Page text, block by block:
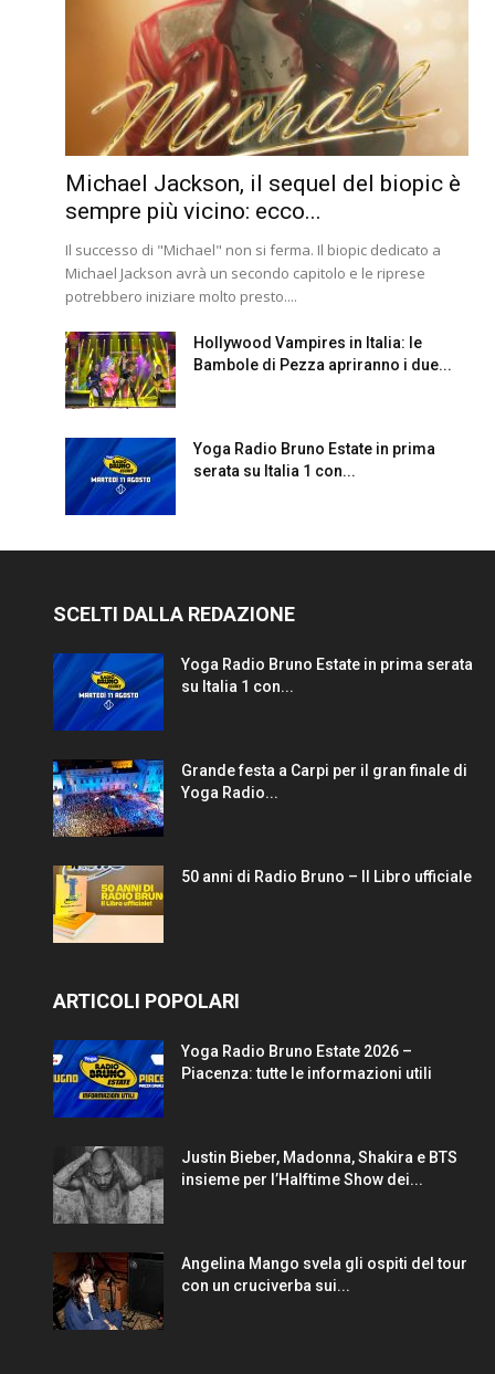
Michael Jackson, il sequel del biopic è
sempre più vicino: ecco...
Il successo di "Michael" non si ferma. Il biopic dedicato a
Michael Jackson avrà un secondo capitolo e le riprese
potrebbero iniziare molto presto....
Hollywood Vampires in Italia: le
Bambole di Pezza apriranno i due...
Yoga Radio Bruno Estate in prima
serata su Italia 1 con...
SCELTI DALLA REDAZIONE
Yoga Radio Bruno Estate in prima serata
su Italia 1 con...
Grande festa a Carpi per il gran finale di
Yoga Radio...
50 anni di Radio Bruno – Il Libro ufficiale
ARTICOLI POPOLARI
Yoga Radio Bruno Estate 2026 –
Piacenza: tutte le informazioni utili
Justin Bieber, Madonna, Shakira e BTS
insieme per l’Halftime Show dei...
Angelina Mango svela gli ospiti del tour
con un cruciverba sui...